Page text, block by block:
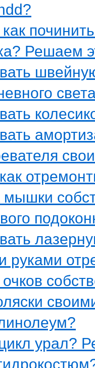
Решаем
мышки
руками
урал?